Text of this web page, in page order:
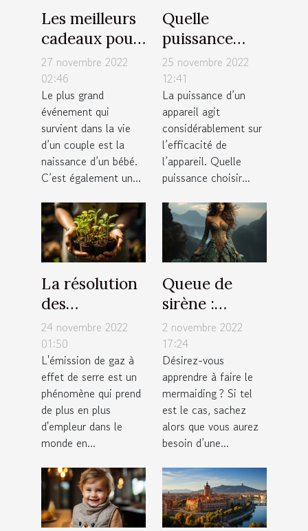
Les meilleurs
cadeaux pour
nourrisson
27 novembre 2022
02:46
Le plus grand
événement qui
survient dans la vie
d’un couple est la
naissance d’un bébé.
C’est également un...
Quelle
puissance
choisir pour
un aspirateur
sans sac ?
25 novembre 2022
12:41
La puissance d’un
appareil agit
considérablement sur
l’efficacité de
l’appareil. Quelle
puissance choisir...
La résolution
des
entreprises
vers une
émission de
zéro pourcent
de carbone
d'ici 2030
est-elle
possible ?
24 novembre 2022
01:50
L'émission de gaz à
effet de serre est un
phénomène qui prend
de plus en plus
d'empleur dans le
monde en...
Queue de
sirène :
quelques
critères pour
faire un bon
choix
2 novembre 2022
17:24
Désirez-vous
apprendre à faire le
mermaiding ? Si tel
est le cas, sachez
alors que vous aurez
besoin d’une...